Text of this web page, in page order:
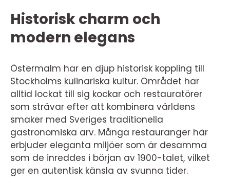
Historisk charm och
modern elegans
Östermalm har en djup historisk koppling till
Stockholms kulinariska kultur. Området har
alltid lockat till sig kockar och restauratörer
som strävar efter att kombinera världens
smaker med Sveriges traditionella
gastronomiska arv. Många restauranger här
erbjuder eleganta miljöer som är desamma
som de inreddes i början av 1900-talet, vilket
ger en autentisk känsla av svunna tider.